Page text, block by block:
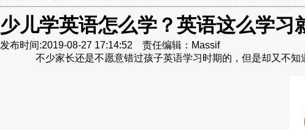
少儿学英语怎么学？英语这么学习
发布时间:2019-08-27 17:14:52 责任编辑：Massif
不少家长还是不愿意错过孩子英语学习时期的，但是却又不